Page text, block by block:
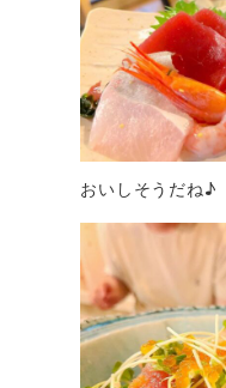
おいしそうだね♪